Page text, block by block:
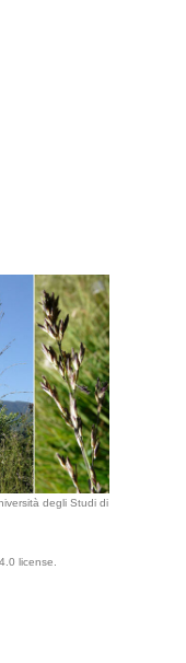
degli Studi di
license.